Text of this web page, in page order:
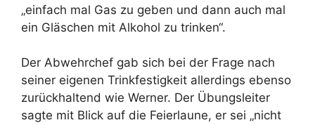
„einfach mal Gas zu geben und dann auch mal
ein Gläschen mit Alkohol zu trinken“.
Der Abwehrchef gab sich bei der Frage nach
seiner eigenen Trinkfestigkeit allerdings ebenso
zurückhaltend wie Werner. Der Übungsleiter
sagte mit Blick auf die Feierlaune, er sei „nicht